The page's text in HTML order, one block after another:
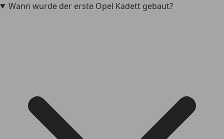
Wann wurde der erste Opel Kadett gebaut?